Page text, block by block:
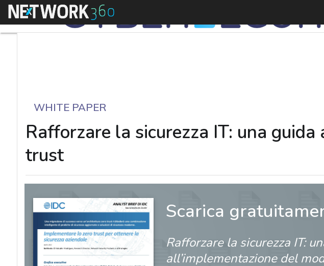
Menu
WHITE PAPER
Rafforzare la sicurezza IT: una
trust
Scarica
Rafforzare la sicurezza IT:
all’implementazione del